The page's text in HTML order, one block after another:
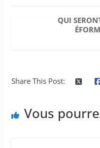
QUI
Share This Post:
Vous